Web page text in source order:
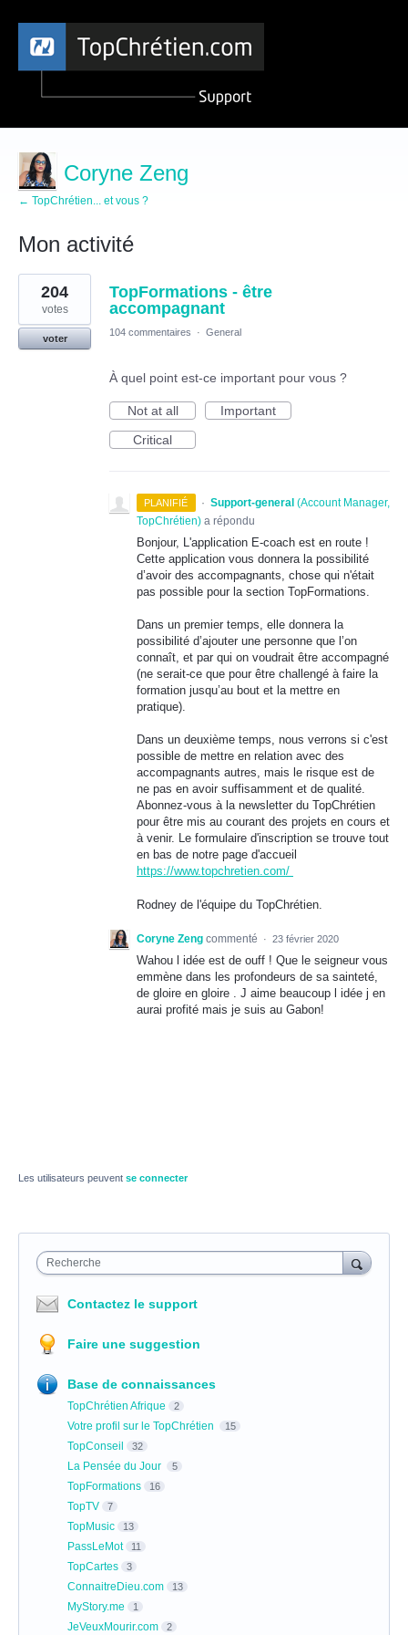
Coryne Zeng
← TopChrétien... et vous ?
Mon activité
1
résultat
trouvé
TopFormations - être
accompagnant
204
votes
voter
104 commentaires · General
À quel point est-ce important pour vous ?
Not at all
Important
Critical
PLANIFIÉ · Support-general (Account Manager,
TopChrétien) a répondu
Bonjour, L'application E-coach est en route !
Cette application vous donnera la possibilité
d’avoir des accompagnants, chose qui n'était
pas possible pour la section TopFormations.
Dans un premier temps, elle donnera la
possibilité d’ajouter une personne que l’on
connaît, et par qui on voudrait être accompagné
(ne serait-ce que pour être challengé à faire la
formation jusqu’au bout et la mettre en
pratique).
Dans un deuxième temps, nous verrons si c'est
possible de mettre en relation avec des
accompagnants autres, mais le risque est de
ne pas en avoir suffisamment et de qualité.
Abonnez-vous à la newsletter du TopChrétien
pour être mis au courant des projets en cours et
à venir. Le formulaire d'inscription se trouve tout
en bas de notre page d'accueil
https://www.topchretien.com/
Rodney de l'équipe du TopChrétien.
Coryne Zeng commenté · 23 février 2020
Wahou l idée est de ouff ! Que le seigneur vous
emmène dans les profondeurs de sa sainteté,
de gloire en gloire . J aime beaucoup l idée j en
aurai profité mais je suis au Gabon!
Les utilisateurs peuvent se connecter
Recherche
Contactez le support
Faire une suggestion
Base de connaissances
TopChrétien Afrique 2
Votre profil sur le TopChrétien 15
TopConseil 32
La Pensée du Jour 5
TopFormations 16
TopTV 7
TopMusic 13
PassLeMot 11
TopCartes 3
ConnaitreDieu.com 13
MyStory.me 1
JeVeuxMourir.com 2